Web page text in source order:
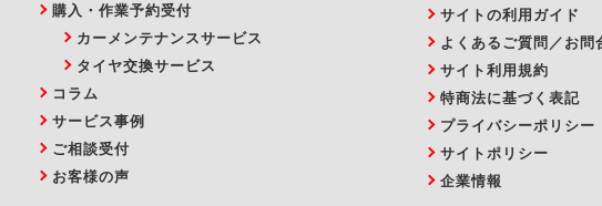
購入・作業予約受付
カーメンテナンスサービス
タイヤ交換サービス
コラム
サービス事例
ご相談受付
お客様の声
サイトの利用ガイド
よくあるご質問／お問
サイト利用規約
特商法に基づく表記
プライバシーポリシー
サイトポリシー
企業情報